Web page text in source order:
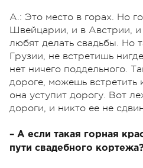
А.: Это место в горах. Но
Швейцарии, и в Австрии, и
любят делать свадьбы. Но
Грузии, не встретишь
нет ничего поддельного.
дороге, можешь встретить
она уступит дорогу. Вот
дороги, и никто ее не
– А если такая горная
пути свадебного кортежа?